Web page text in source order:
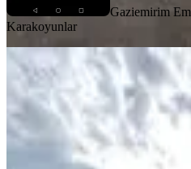
Gaziemirim
Karakoyunlar
%
İzmır Konak
İzban
Konak, Güney
1020 m²· 25.000/